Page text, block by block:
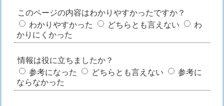
このページの内容はわかりやすかったですか？
わかりやすかった
どちらとも言えない
わ
かりにくかった
情報は役に立ちましたか？
参考になった
どちらとも言えない
参考に
ならなかった